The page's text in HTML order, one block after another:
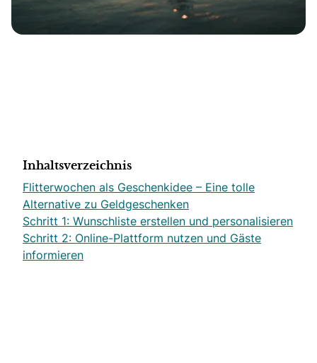
Inhaltsverzeichnis
Flitterwochen als Geschenkidee – Eine tolle
Alternative zu Geldgeschenken
Schritt 1: Wunschliste erstellen und personalisieren
Schritt 2: Online-Plattform nutzen und Gäste
informieren